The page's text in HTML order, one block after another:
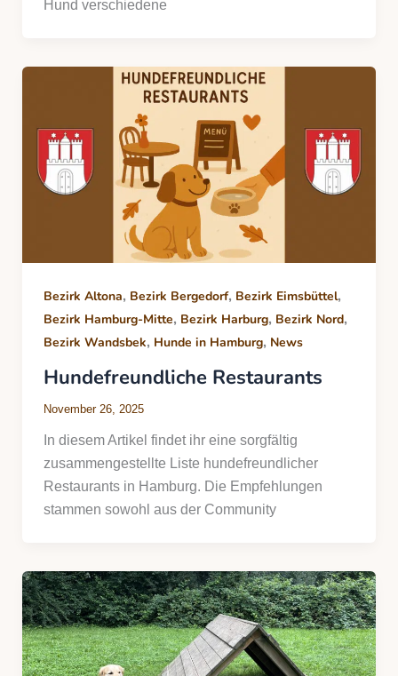
Hund verschiedene
Bezirk Altona, Bezirk Bergedorf, Bezirk Eimsbüttel,
Bezirk Hamburg-Mitte, Bezirk Harburg, Bezirk Nord,
Bezirk Wandsbek, Hunde in Hamburg, News
Hundefreundliche Restaurants
November 26, 2025
In diesem Artikel findet ihr eine sorgfältig
zusammengestellte Liste hundefreundlicher
Restaurants in Hamburg. Die Empfehlungen
stammen sowohl aus der Community